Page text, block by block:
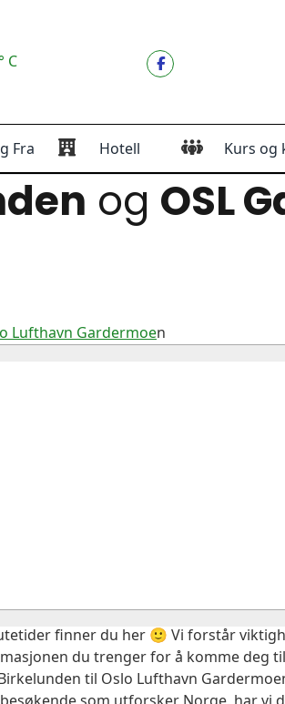
C
Fra Hotell Kurs og
og OSL
Lufthavn Gardermoen
finner du her 🙂 Vi forstår
du trenger for å komme deg
til Oslo Lufthavn